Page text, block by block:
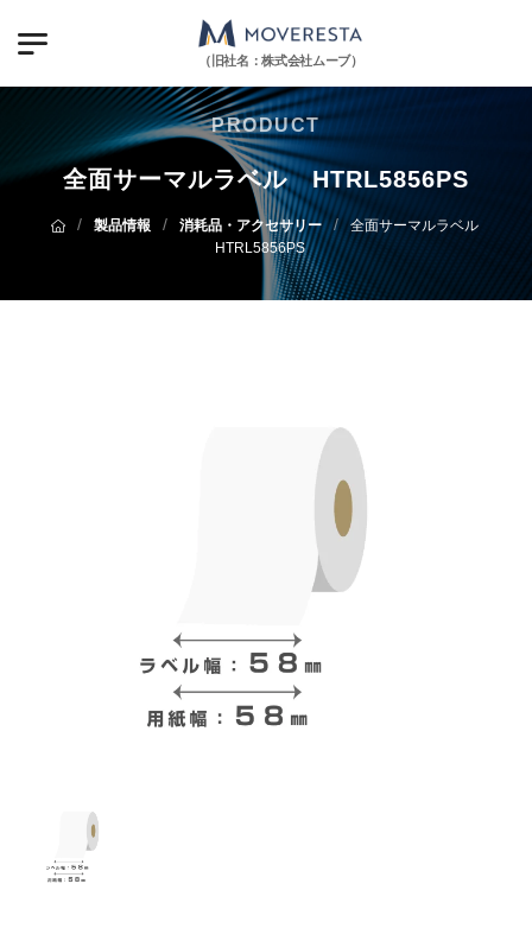
（旧社名：株式会社ムーブ）
PRODUCT
全面サーマルラベル HTRL5856PS
/ 製品情報 / 消耗品・アクセサリー /
全面サーマルラベル
HTRL5856PS